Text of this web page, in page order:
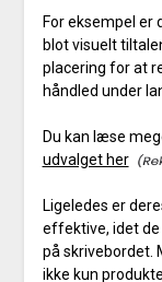
For eksempel er
blot visuelt
placering for at
håndled under
Du kan læse
udvalget her
Ligeledes er
effektive, idet
på skrivebordet.
ikke kun